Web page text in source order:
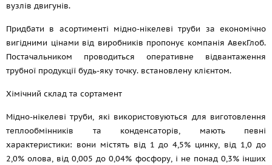
вузлів двигунів.
Придбати в асортименті мідно-нікелеві труби за економічно
вигідними цінами від виробників пропонує компанія АвекГлоб.
Постачальником проводиться оперативне відвантаження
трубної продукції будь-яку точку. встановлену клієнтом.
Хімічний склад та сортамент
Мідно-нікелеві труби, які використовуються для виготовлення
теплообмінників та конденсаторів, мають певні
характеристики: вони містять від 1 до 4,5% цинку, від 1,0 до
2,0% олова, від 0,005 до 0,04% фосфору, і не понад 0,3% інших